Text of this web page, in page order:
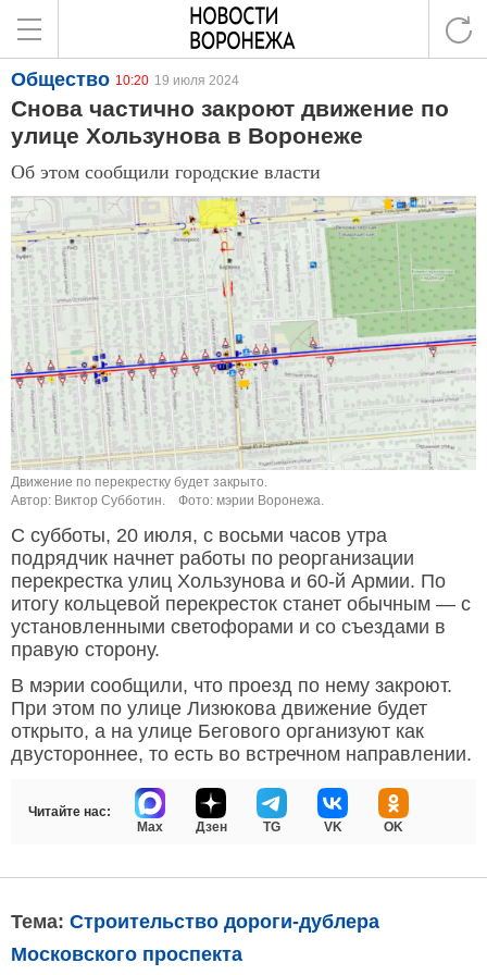
Общество 10:20 19 июля 2024
Снова частично закроют движение по
улице Хользунова в Воронеже
Об этом сообщили городские власти
Движение по перекрестку будет закрыто.
Автор: Виктор Субботин.
Фото: мэрии Воронежа.
С субботы, 20 июля, с восьми часов утра
подрядчик начнет работы по реорганизации
перекрестка улиц Хользунова и 60-й Армии. По
итогу кольцевой перекресток станет обычным — с
установленными светофорами и со съездами в
правую сторону.
В мэрии сообщили, что проезд по нему закроют.
При этом по улице Лизюкова движение будет
открыто, а на улице Бегового организуют как
двустороннее, то есть во встречном направлении.
Читайте нас:
Max
Дзен TG VK OK
Тема: Строительство дороги-дублера
Московского проспекта